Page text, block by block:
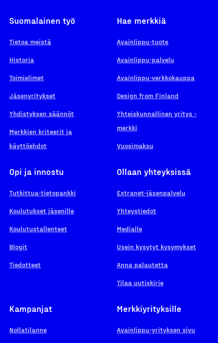
Suomalainen työ
Tietoa meistä
Historia
Toimielimet
Jäsenyritykset
Yhdistyksen säännöt
Merkkien kriteerit ja
käyttöehdot
Hae merkkiä
Avainlippu-tuote
Avainlippu-palvelu
Avainlippu-verkkokauppa
Design from Finland
Yhteiskunnallinen yritys -
merkki
Vuosimaksu
Opi ja innostu
Tutkittua-tietopankki
Koulutukset jäsenille
Koulutustallenteet
Blogit
Tiedotteet
Ollaan yhteyksissä
Extranet-jäsenpalvelu
Yhteystiedot
Medialle
Usein kysytyt kysymykset
Anna palautetta
Tilaa uutiskirje
Kampanjat
Nollatilanne
Merkkiyrityksille
Avainlippu-yrityksen sivu